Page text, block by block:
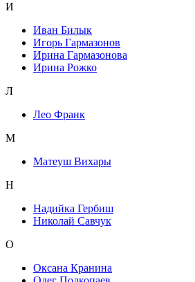
И
Иван Билык
Игорь Гармазонов
Ирина Гармазонова
Ирина Рожко
Л
Лео Франк
М
Матеуш Вихары
Н
Надийка Гербиш
Николай Савчук
О
Оксана Кранина